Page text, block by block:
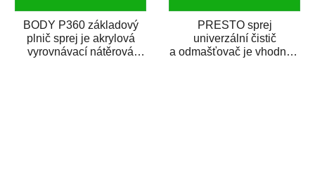
BODY P360 základový
plnič sprej je akrylová
vyrovnávací nátěrová
PRESTO sprej
univerzální čistič
a odmašťovač je vhodný k